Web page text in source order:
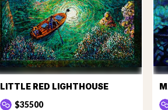
LITTLE RED LIGHTHOUSE
$35500